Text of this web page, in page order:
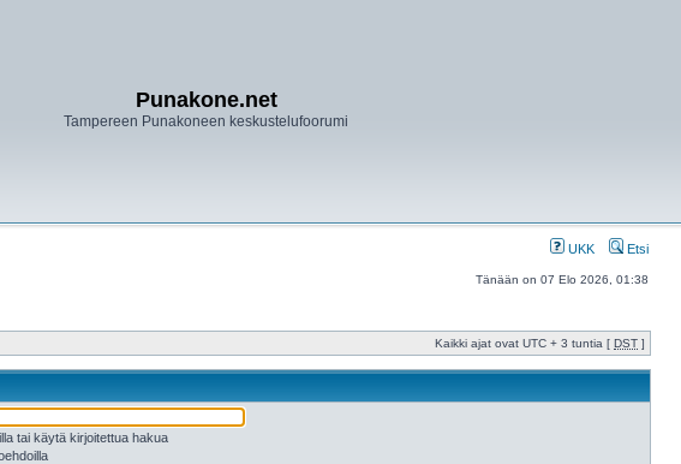
Punakone.net
Tampereen Punakoneen keskustelufoorumi
UKK Etsi
Tänään on 07 Elo 2026, 01:38
Kaikki ajat ovat UTC + 3 tuntia [ DST ]
tai käytä kirjoitettua hakua